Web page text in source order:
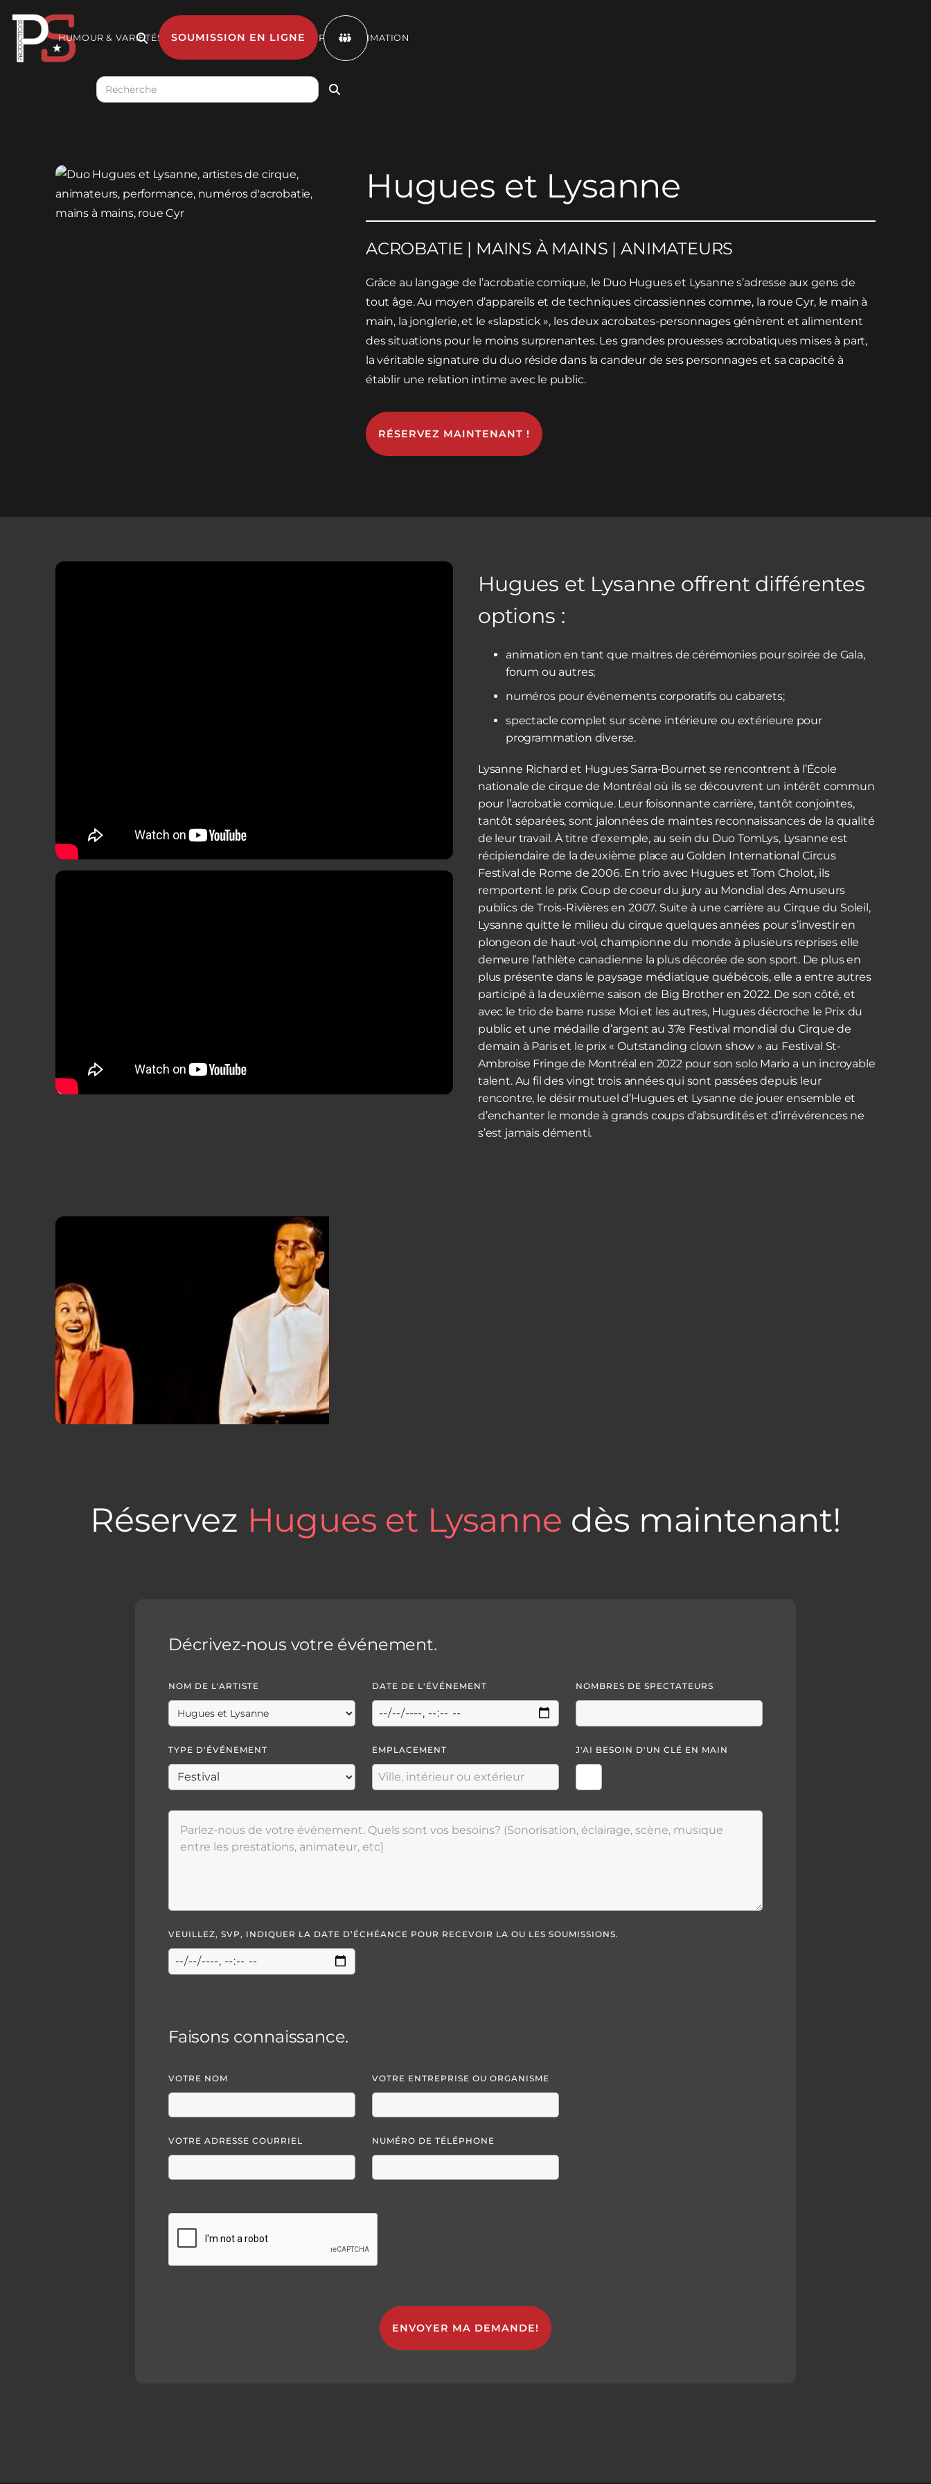
HUMOUR & VARIÉTÉS MUSIQUE GESTION ET PROGRAMMATION
 SOUMISSION EN LIGNE 
Hugues et Lysanne
ACROBATIE | MAINS À MAINS | ANIMATEURS
Grâce au langage de l’acrobatie comique, le Duo Hugues et Lysanne s’adresse aux gens de
tout âge. Au moyen d’appareils et de techniques circassiennes comme, la roue Cyr, le main à
main, la jonglerie, et le «slapstick », les deux acrobates-personnages génèrent et alimentent
des situations pour le moins surprenantes. Les grandes prouesses acrobatiques mises à part,
la véritable signature du duo réside dans la candeur de ses personnages et sa capacité à
établir une relation intime avec le public.
RÉSERVEZ MAINTENANT !
Hugues et Lysanne offrent différentes
options :
animation en tant que maitres de cérémonies pour soirée de Gala,
forum ou autres;
numéros pour événements corporatifs ou cabarets;
spectacle complet sur scène intérieure ou extérieure pour
programmation diverse.
Lysanne Richard et Hugues Sarra-Bournet se rencontrent à l’École
nationale de cirque de Montréal où ils se découvrent un intérêt commun
pour l’acrobatie comique. Leur foisonnante carrière, tantôt conjointes,
tantôt séparées, sont jalonnées de maintes reconnaissances de la qualité
de leur travail. À titre d’exemple, au sein du Duo TomLys, Lysanne est
récipiendaire de la deuxième place au Golden International Circus
Festival de Rome de 2006. En trio avec Hugues et Tom Cholot, ils
remportent le prix Coup de coeur du jury au Mondial des Amuseurs
publics de Trois-Rivières en 2007. Suite à une carrière au Cirque du Soleil,
Lysanne quitte le milieu du cirque quelques années pour s’investir en
plongeon de haut-vol, championne du monde à plusieurs reprises elle
demeure l’athlète canadienne la plus décorée de son sport. De plus en
plus présente dans le paysage médiatique québécois, elle a entre autres
participé à la deuxième saison de Big Brother en 2022. De son côté, et
avec le trio de barre russe Moi et les autres, Hugues décroche le Prix du
public et une médaille d’argent au 37e Festival mondial du Cirque de
demain à Paris et le prix « Outstanding clown show » au Festival St-
Ambroise Fringe de Montréal en 2022 pour son solo Mario a un incroyable
talent. Au fil des vingt trois années qui sont passées depuis leur
rencontre, le désir mutuel d’Hugues et Lysanne de jouer ensemble et
d’enchanter le monde à grands coups d’absurdités et d’irrévérences ne
s’est jamais démenti.
Réservez Hugues et Lysanne dès maintenant!
Décrivez-nous votre événement.
NOM DE L'ARTISTE DATE DE L'ÉVÉNEMENT NOMBRES DE SPECTATEURS
TYPE D'ÉVÉNEMENT EMPLACEMENT J'AI BESOIN D'UN CLÉ EN MAIN
VEUILLEZ, SVP, INDIQUER LA DATE D’ÉCHÉANCE POUR RECEVOIR LA OU LES SOUMISSIONS.
Faisons connaissance.
VOTRE NOM VOTRE ENTREPRISE OU ORGANISME
VOTRE ADRESSE COURRIEL NUMÉRO DE TÉLÉPHONE